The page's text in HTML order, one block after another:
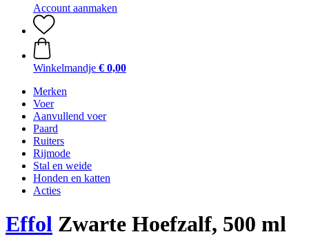
Account aanmaken
Winkelmandje € 0,00
Merken
Voer
Aanvullend voer
Paard
Ruiters
Rijmode
Stal en weide
Honden en katten
Acties
Effol Zwarte Hoefzalf, 500 ml